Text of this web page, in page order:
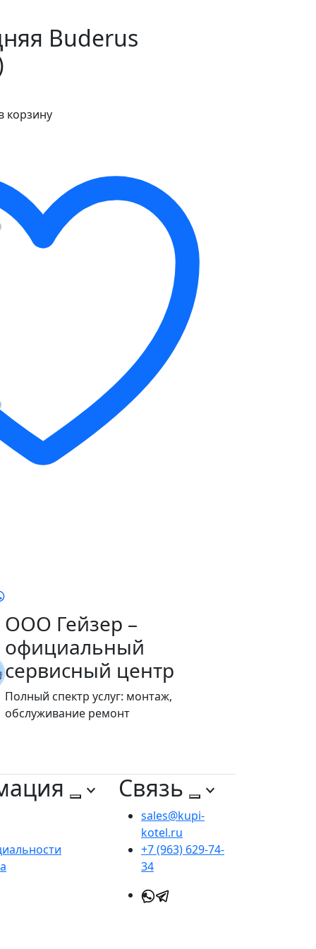
Buderus
корзину
ООО Гейзер –
официальный
сервисный центр
Полный спектр услуг: монтаж,
обслуживание ремонт
Связь
sales@kupi-
kotel.ru
+7 (963) 629-74-
34